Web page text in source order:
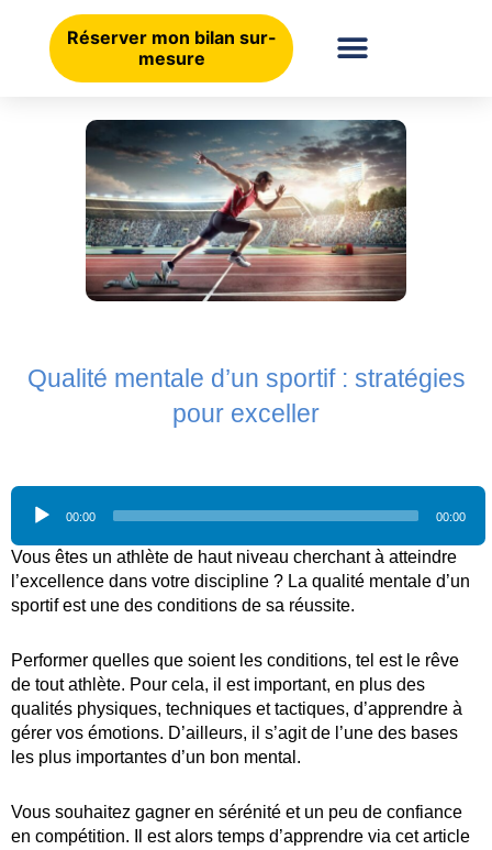
contenu
Réserver mon bilan sur-
mesure
Qualité mentale d’un sportif : stratégies
pour exceller
Lecteur
audio
00:00 00:00
Vous êtes un athlète de haut niveau cherchant à atteindre
l’excellence dans votre discipline ? La qualité mentale d’un
sportif est une des conditions de sa réussite.
Performer quelles que soient les conditions, tel est le rêve
de tout athlète. Pour cela, il est important, en plus des
qualités physiques, techniques et tactiques, d’apprendre à
gérer vos émotions. D’ailleurs, il s’agit de l’une des bases
les plus importantes d’un bon mental.
Vous souhaitez gagner en sérénité et un peu de confiance
en compétition. Il est alors temps d’apprendre via cet article